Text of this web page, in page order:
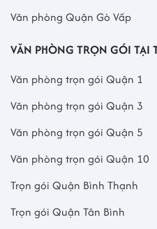
Văn phòng Quận Gò Vấp
VĂN PHÒNG TRỌN GÓI TẠI
Văn phòng trọn gói Quận 1
Văn phòng trọn gói Quận 3
Văn phòng trọn gói Quận 5
Văn phòng trọn gói Quận 10
Trọn gói Quận Bình Thạnh
Trọn gói Quận Tân Bình